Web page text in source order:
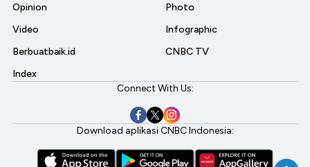
Opinion
Video
Berbuatbaik.id
Index
Photo
Infographic
CNBC TV
Connect With Us:
Download aplikasi CNBC Indonesia: